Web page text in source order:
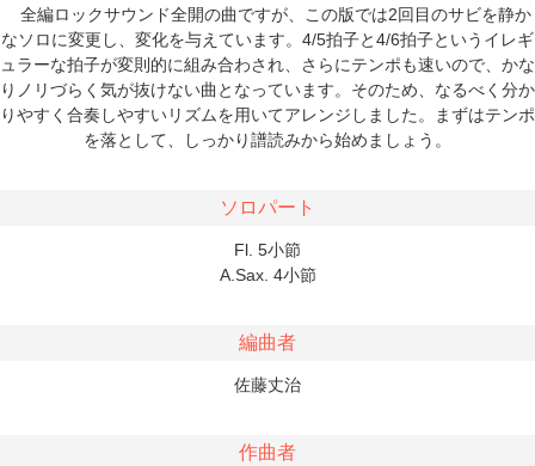
全編ロックサウンド全開の曲ですが、この版では2回目のサビを静か
なソロに変更し、変化を与えています。4/5拍子と4/6拍子というイレギ
ュラーな拍子が変則的に組み合わされ、さらにテンポも速いので、かな
りノリづらく気が抜けない曲となっています。そのため、なるべく分か
りやすく合奏しやすいリズムを用いてアレンジしました。まずはテンポ
を落として、しっかり譜読みから始めましょう。
ソロパート
Fl. 5小節
A.Sax. 4小節
編曲者
佐藤丈治
作曲者